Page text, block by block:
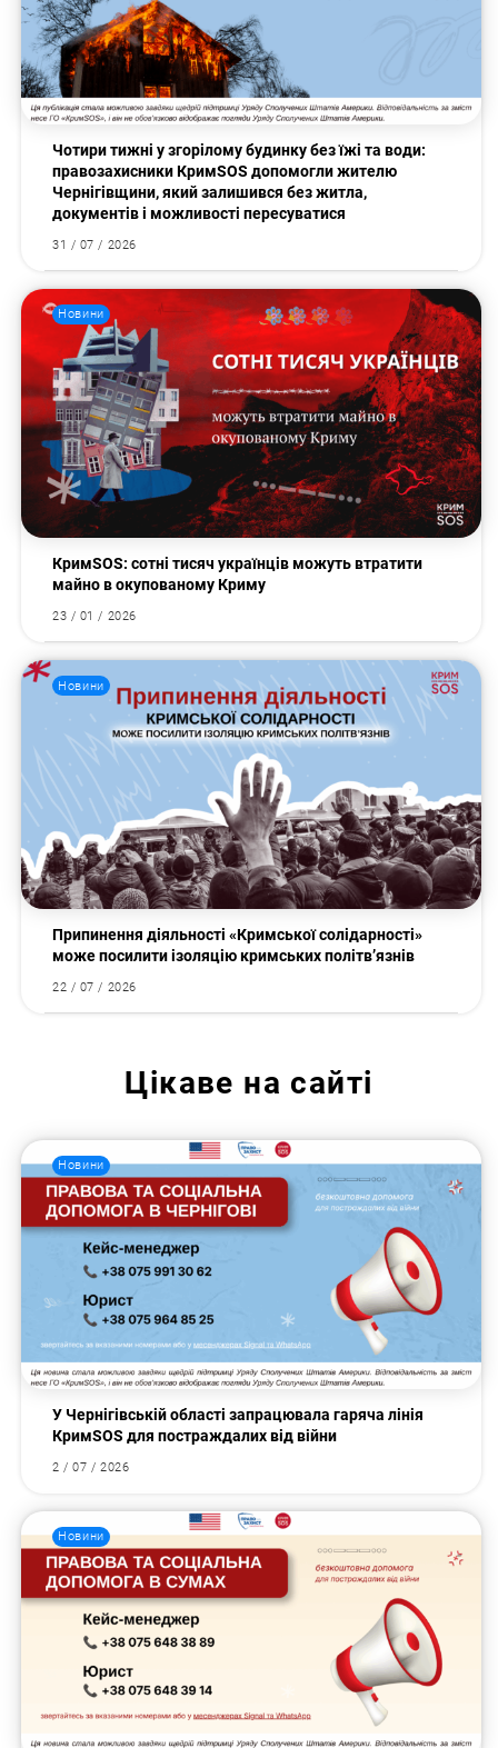
Пошук за запитом:
Чотири тижні у згорілому будинку без їжі та води:
правозахисники КримSOS допомогли жителю
Чернігівщини, який залишився без житла,
документів і можливості пересуватися
31 / 07 / 2026
Новини
КримSOS: сотні тисяч українців можуть втратити
майно в окупованому Криму
23 / 01 / 2026
Новини
Припинення діяльності «Кримської солідарності»
може посилити ізоляцію кримських політв’язнів
22 / 07 / 2026
Цікаве на сайті
Новини
У Чернігівській області запрацювала гаряча лінія
КримSOS для постраждалих від війни
2 / 07 / 2026
Новини